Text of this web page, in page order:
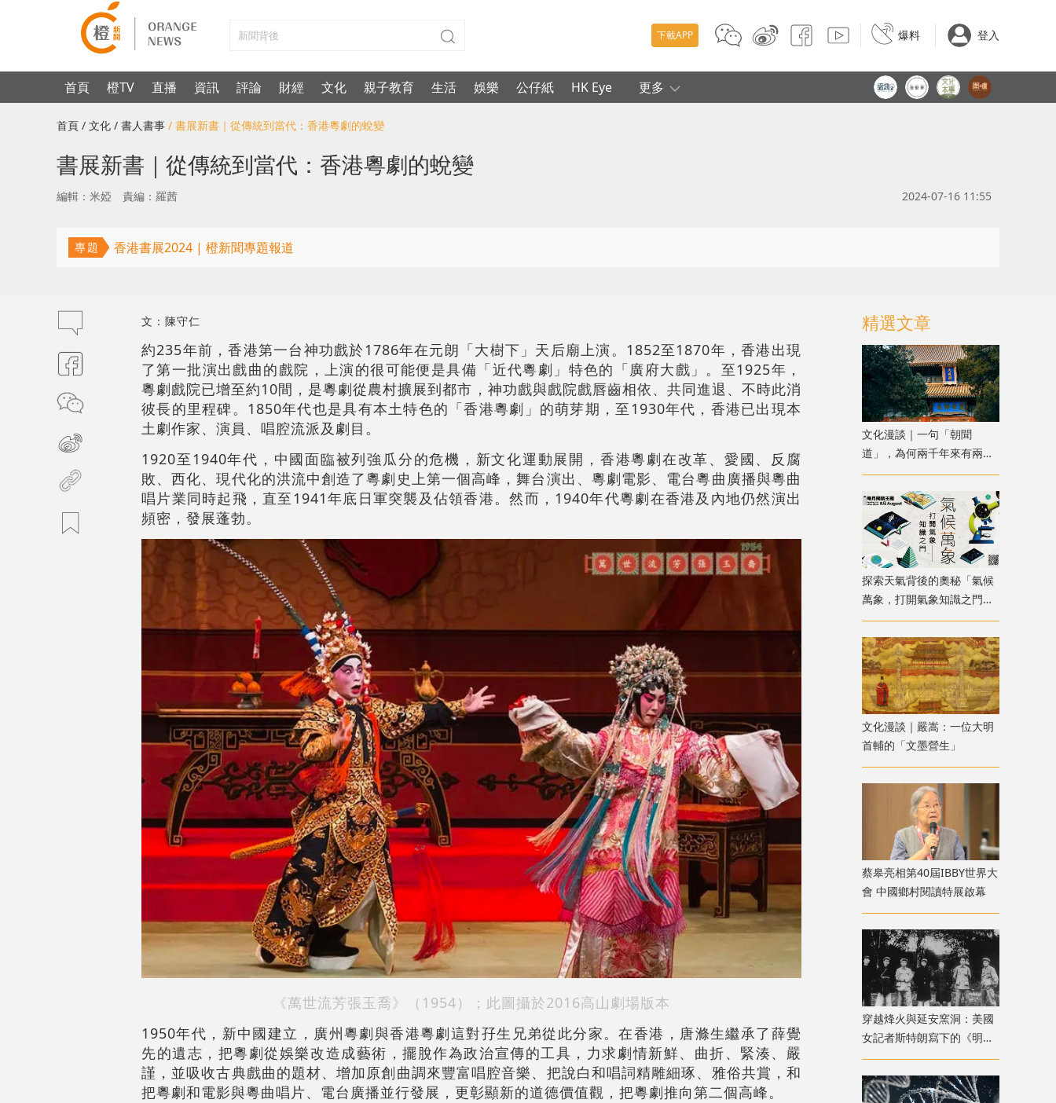
下載APP 爆料 登入
首頁 橙TV 直播 資訊 評論 財經 文化 親子教育 生活 娛樂 公仔紙 HK Eye 更多
首頁 / 文化 / 書人書事 / 書展新書｜從傳統到當代：香港粵劇的蛻變
書展新書｜從傳統到當代：香港粵劇的蛻變
編輯：米婭 責編：羅茜 2024-07-16 11:55
專題 香港書展2024 | 橙新聞專題報道
文：陳守仁
約235年前，香港第一台神功戲於1786年在元朗「大樹下」天后廟上演。1852至1870年，香港出現
了第一批演出戲曲的戲院，上演的很可能便是具備「近代粵劇」特色的「廣府大戲」。至1925年，
粵劇戲院已增至約10間，是粵劇從農村擴展到都市，神功戲與戲院戲唇齒相依、共同進退、不時此消
彼長的里程碑。1850年代也是具有本土特色的「香港粵劇」的萌芽期，至1930年代，香港已出現本
土劇作家、演員、唱腔流派及劇目。
1920至1940年代，中國面臨被列強瓜分的危機，新文化運動展開，香港粵劇在改革、愛國、反腐
敗、西化、現代化的洪流中創造了粵劇史上第一個高峰，舞台演出、粵劇電影、電台粵曲廣播與粵曲
唱片業同時起飛，直至1941年底日軍突襲及佔領香港。然而，1940年代粵劇在香港及內地仍然演出
頻密，發展蓬勃。
《萬世流芳張玉喬》（1954）；此圖攝於2016高山劇場版本
1950年代，新中國建立，廣州粵劇與香港粵劇這對孖生兄弟從此分家。在香港，唐滌生繼承了薛覺
先的遺志，把粵劇從娛樂改造成藝術，擺脫作為政治宣傳的工具，力求劇情新鮮、曲折、緊湊、嚴
謹，並吸收古典戲曲的題材、增加原創曲調來豐富唱腔音樂、把說白和唱詞精雕細琢、雅俗共賞，和
把粵劇和電影與粵曲唱片、電台廣播並行發展，更彰顯新的道德價值觀，把粵劇推向第二個高峰。
精選文章
文化漫談｜一句「朝聞
道」，為何兩千年來有兩種
解讀？
探索天氣背後的奧秘「氣候
萬象，打開氣象知識之門」
主題書展
文化漫談｜嚴嵩：一位大明
首輔的「文墨營生」
蔡皋亮相第40屆IBBY世界大
會 中國鄉村閱讀特展啟幕
穿越烽火與延安窯洞：美國
女記者斯特朗寫下的《明日
中國》